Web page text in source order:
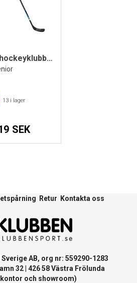
Ishockeyklubba 150 cm (R)
13 i lager
SEK
Retur Kontakta oss
AB, org nr: 559290-1283
32 | 426 58 Västra Frölunda
och showroom)